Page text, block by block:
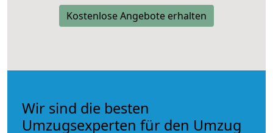
Kostenlose Angebote erhalten
Wir sind die besten
Umzugsexperten für den Umzug